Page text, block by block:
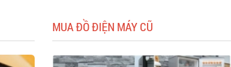
MUA ĐỒ ĐIỆN MÁY CŨ